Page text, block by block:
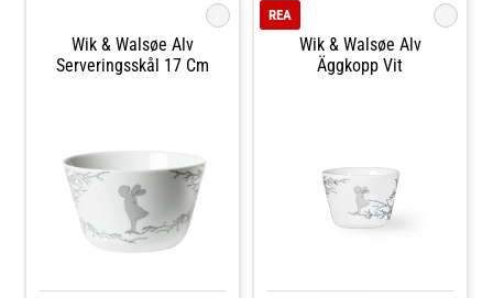
Wik & Walsøe Alv
Serveringsskål 17 Cm
Wik & Walsøe Alv
Äggkopp Vit
REA